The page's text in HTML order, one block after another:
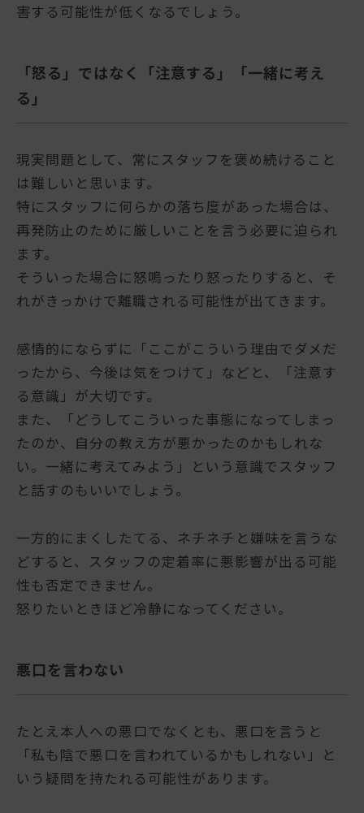
害する可能性が低くなるでしょう。
「怒る」ではなく「注意する」「一緒に考え
る」
現実問題として、常にスタッフを褒め続けること
は難しいと思います。
特にスタッフに何らかの落ち度があった場合は、
再発防止のために厳しいことを言う必要に迫られ
ます。
そういった場合に怒鳴ったり怒ったりすると、そ
れがきっかけで離職される可能性が出てきます。
感情的にならずに「ここがこういう理由でダメだ
ったから、今後は気をつけて」などと、「注意す
る意識」が大切です。
また、「どうしてこういった事態になってしまっ
たのか、自分の教え方が悪かったのかもしれな
い。一緒に考えてみよう」という意識でスタッフ
と話すのもいいでしょう。
一方的にまくしたてる、ネチネチと嫌味を言うな
どすると、スタッフの定着率に悪影響が出る可能
性も否定できません。
怒りたいときほど冷静になってください。
悪口を言わない
たとえ本人への悪口でなくとも、悪口を言うと
「私も陰で悪口を言われているかもしれない」と
いう疑問を持たれる可能性があります。